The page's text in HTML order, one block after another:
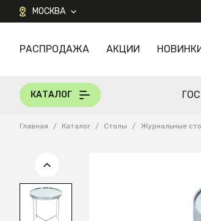
МОСКВА
КАТАЛОГ
РАСПРОДАЖА АКЦИИ
КАТАЛОГ
Главная / Каталог / Столы / Журнальные